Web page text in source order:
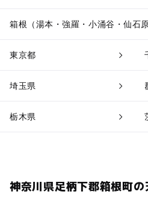
箱根（湯本・強羅・小涌谷・仙石
東京都
埼玉県
栃木県
神奈川県足柄下郡箱根町の